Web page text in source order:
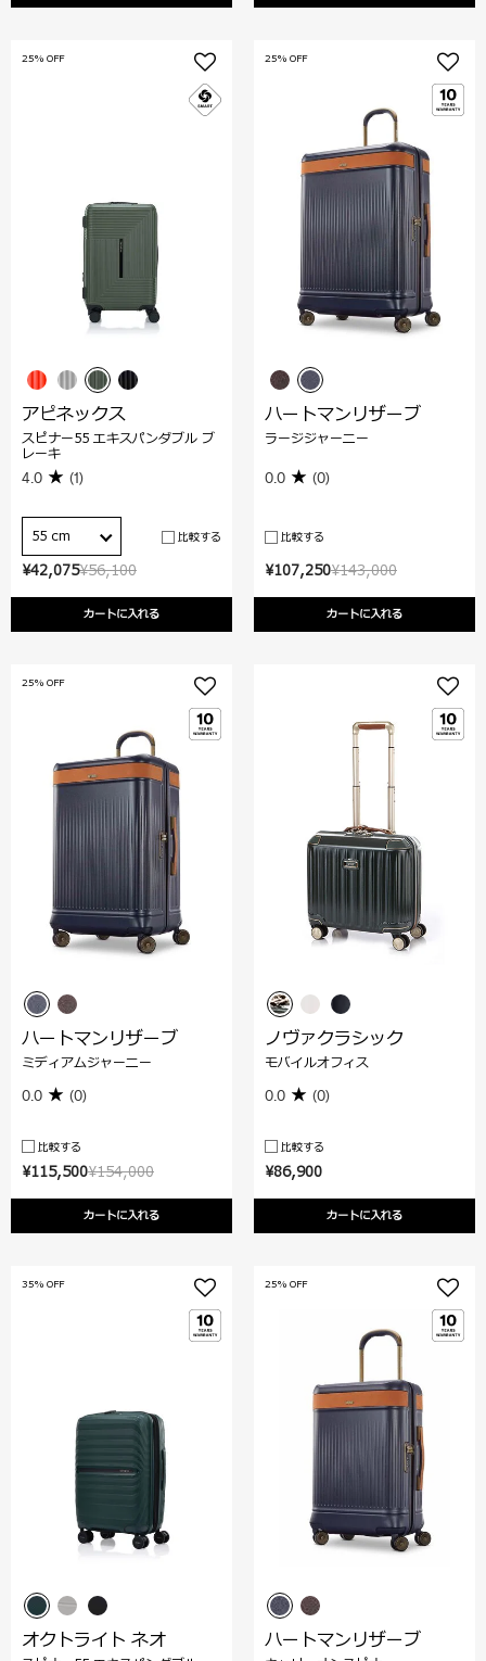
¥56,100
¥42,075
カートに入れる
25% OFF
アピネックス
スピナー55 エキスパンダブル ブ
レーキ
4.0 (1)
55 cm 比較する
¥143,000
¥107,250
カートに入れる
25% OFF
ハートマンリザーブ
ラージジャーニー
0.0 (0)
比較する
¥154,000
¥115,500
カートに入れる
25% OFF
ハートマンリザーブ
ミディアムジャーニー
0.0 (0)
比較する
¥86,900
カートに入れる
ノヴァクラシック
モバイルオフィス
0.0 (0)
比較する
35% OFF
オクトライト ネオ
25% OFF
ハートマンリザーブ